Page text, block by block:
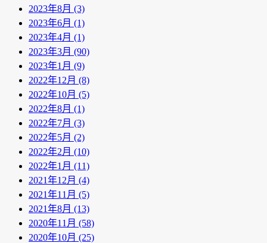
2023年8月 (3)
2023年6月 (1)
2023年4月 (1)
2023年3月 (90)
2023年1月 (9)
2022年12月 (8)
2022年10月 (5)
2022年8月 (1)
2022年7月 (3)
2022年5月 (2)
2022年2月 (10)
2022年1月 (11)
2021年12月 (4)
2021年11月 (5)
2021年8月 (13)
2020年11月 (58)
2020年10月 (25)